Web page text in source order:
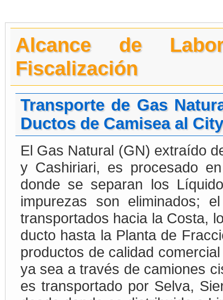
Alcance de
Fiscalización
Transporte de Gas
Ductos de Camisea al
El Gas Natural (GN) extraído
y Cashiriari, es procesado
donde se separan los
impurezas son eliminados;
transportados hacia la Costa,
ducto hasta la Planta de
productos de calidad
ya sea a través de camiones
es transportado por Selva,